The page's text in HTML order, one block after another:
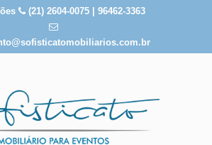
(21) 2604-0075 | 96462-3363